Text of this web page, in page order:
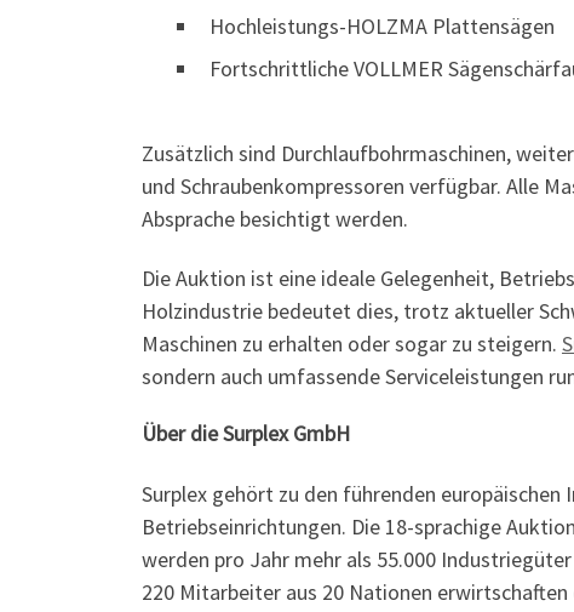
Hochleistungs-HOLZMA Plattensägen
Fortschrittliche VOLLMER
Zusätzlich sind Durchlaufbohrmaschinen,
und Schraubenkompressoren verfügbar. Alle
Absprache besichtigt werden.
Die Auktion ist eine ideale Gelegenheit,
Holzindustrie bedeutet dies, trotz aktueller
Maschinen zu erhalten oder sogar zu steigern.
sondern auch umfassende Serviceleistungen
Über die Surplex GmbH
Surplex gehört zu den führenden
Betriebseinrichtungen. Die 18-sprachige
werden pro Jahr mehr als 55.000
220 Mitarbeiter aus 20 Nationen